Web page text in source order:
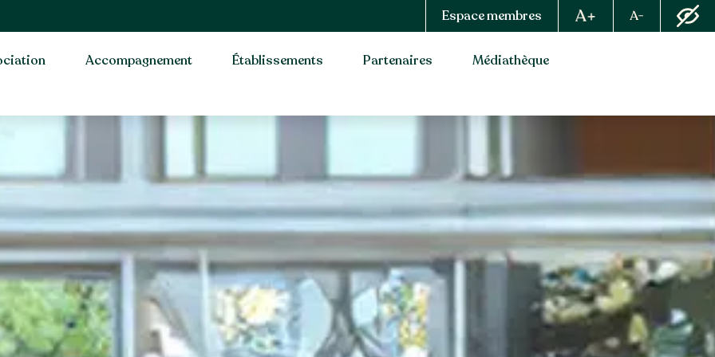
Espace membres
Accompagnement Établissements Partenaires Médiathèque